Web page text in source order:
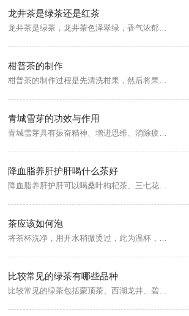
龙井茶是绿茶还是红茶
柑普茶的制作
青城雪芽的功效与作用
降血脂养肝护肝喝什么茶好
茶应该如何泡
比较常见的绿茶有哪些品种